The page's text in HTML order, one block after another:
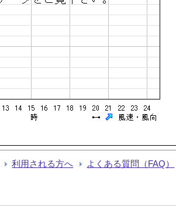
利用される方へ よくある質問（FAQ）